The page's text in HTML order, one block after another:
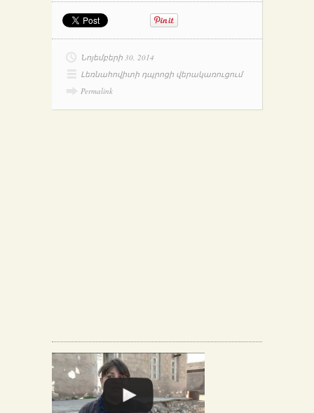
Նոյեմբերի 30, 2014
Լեռնահովիտի դպրոցի վերակառուցում
Permalink